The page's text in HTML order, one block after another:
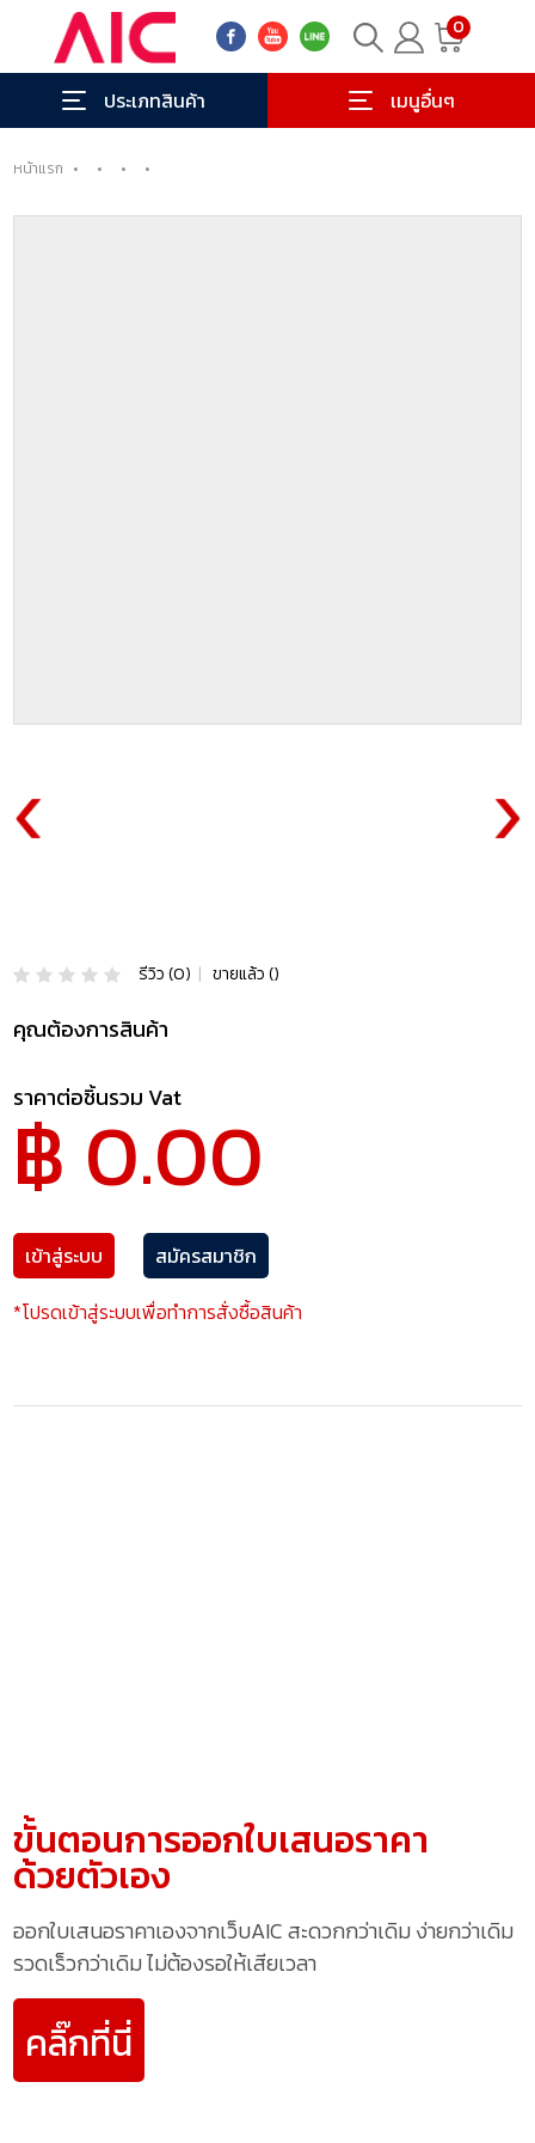
0
ประเภทสินค้า เมนูอื่นๆ
หน้าแรก • • • •
รีวิว (0) | ขายแล้ว ()
คุณต้องการสินค้า
ราคาต่อชิ้นรวม Vat
฿ 0.00
เข้าสู่ระบบ
สมัครสมาชิก
*โปรดเข้าสู่ระบบเพื่อทำการสั่งซื้อสินค้า
ขั้นตอนการออกใบเสนอราคา
ด้วยตัวเอง
ออกใบเสนอราคาเองจากเว็บAIC สะดวกกว่าเดิม ง่ายกว่าเดิม
รวดเร็วกว่าเดิม ไม่ต้องรอให้เสียเวลา
คลิ๊กที่นี่